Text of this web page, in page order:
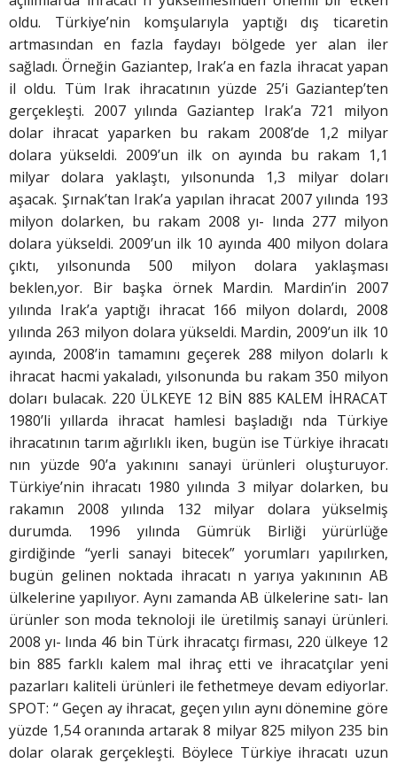
oldu. Türkiye’nin komşularıyla yaptığı dış ticaretin
artmasından en fazla faydayı bölgede yer alan iler
sağladı. Örneğin Gaziantep, Irak’a en fazla ihracat yapan
il oldu. Tüm Irak ihracatının yüzde 25’i Gaziantep’ten
gerçekleşti. 2007 yılında Gaziantep Irak’a 721 milyon
dolar ihracat yaparken bu rakam 2008’de 1,2 milyar
dolara yükseldi. 2009’un ilk on ayında bu rakam 1,1
milyar dolara yaklaştı, yılsonunda 1,3 milyar doları
aşacak. Şırnak’tan Irak’a yapılan ihracat 2007 yılında 193
milyon dolarken, bu rakam 2008 yı- lında 277 milyon
dolara yükseldi. 2009’un ilk 10 ayında 400 milyon dolara
çıktı, yılsonunda 500 milyon dolara yaklaşması
beklen,yor. Bir başka örnek Mardin. Mardin’in 2007
yılında Irak’a yaptığı ihracat 166 milyon dolardı, 2008
yılında 263 milyon dolara yükseldi. Mardin, 2009’un ilk 10
ayında, 2008’in tamamını geçerek 288 milyon dolarlı k
ihracat hacmi yakaladı, yılsonunda bu rakam 350 milyon
doları bulacak. 220 ÜLKEYE 12 BİN 885 KALEM İHRACAT
1980’li yıllarda ihracat hamlesi başladığı nda Türkiye
ihracatının tarım ağırlıklı iken, bugün ise Türkiye ihracatı
nın yüzde 90’a yakınını sanayi ürünleri oluşturuyor.
Türkiye’nin ihracatı 1980 yılında 3 milyar dolarken, bu
rakamın 2008 yılında 132 milyar dolara yükselmiş
durumda. 1996 yılında Gümrük Birliği yürürlüğe
girdiğinde “yerli sanayi bitecek” yorumları yapılırken,
bugün gelinen noktada ihracatı n yarıya yakınının AB
ülkelerine yapılıyor. Aynı zamanda AB ülkelerine satı- lan
ürünler son moda teknoloji ile üretilmiş sanayi ürünleri.
2008 yı- lında 46 bin Türk ihracatçı firması, 220 ülkeye 12
bin 885 farklı kalem mal ihraç etti ve ihracatçılar yeni
pazarları kaliteli ürünleri ile fethetmeye devam ediyorlar.
SPOT: “ Geçen ay ihracat, geçen yılın aynı dönemine göre
yüzde 1,54 oranında artarak 8 milyar 825 milyon 235 bin
dolar olarak gerçekleşti. Böylece Türkiye ihracatı uzun